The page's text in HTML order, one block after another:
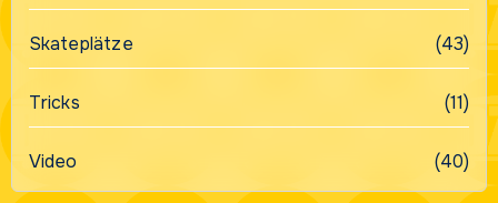
Skateplätze (43)
Tricks (11)
Video (40)